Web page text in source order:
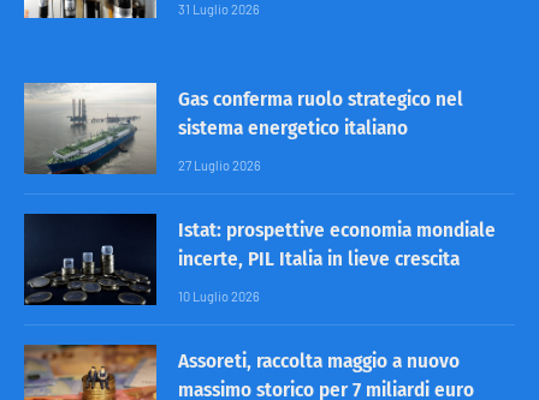
31 Luglio 2026
Gas conferma ruolo strategico nel
sistema energetico italiano
27 Luglio 2026
Istat: prospettive economia mondiale
incerte, PIL Italia in lieve crescita
10 Luglio 2026
Assoreti, raccolta maggio a nuovo
massimo storico per 7 miliardi euro